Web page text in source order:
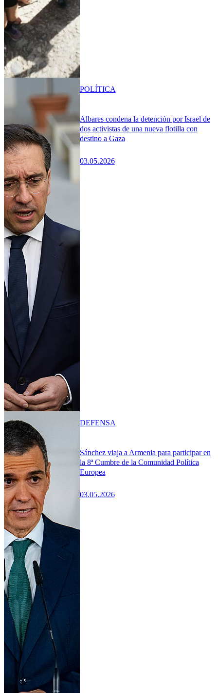
Albares condena la detención por Israel de
dos activistas de una nueva flotilla con
destino a Gaza
03.05.2026
POLÍTICA
Sánchez viaja a Armenia para participar en
la 8ª Cumbre de la Comunidad Política
Europea
03.05.2026
DEFENSA